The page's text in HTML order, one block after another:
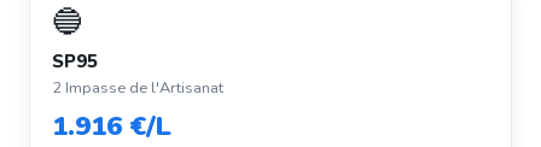
🔵
SP95
2 Impasse de l'Artisanat
1.916 €/L